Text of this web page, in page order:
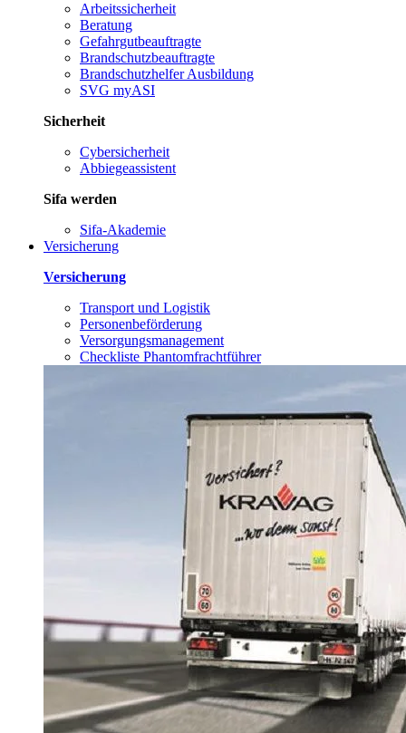
Arbeitssicherheit
Beratung
Gefahrgutbeauftragte
Brandschutzbeauftragte
Brandschutzhelfer Ausbildung
SVG myASI
Sicherheit
Cybersicherheit
Abbiegeassistent
Sifa werden
Sifa-Akademie
Versicherung
Versicherung
Transport und Logistik
Personenbeförderung
Versorgungsmanagement
Checkliste Phantomfrachtführer